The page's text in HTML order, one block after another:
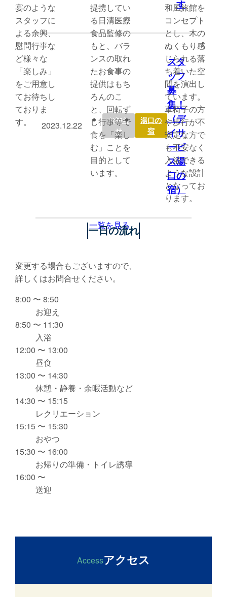
す
2023.12.22
お知ら
せ
湯口の
宿
スタ
ッフ
募
集！
（デ
イサ
ービ
ス湯
口の
宿）
一覧を見る
宴のような
スタッフに
よる余興、
慰問行事な
ど様々な
「楽しみ」
をご用意し
てお待ちし
ておりま
す。
提携してい
る日清医療
食品監修の
もと、バラ
ンスの取れ
たお食事の
提供はもち
ろんのこ
と、回転ず
し行事等で
食を「楽し
む」ことを
目的として
います。
和風旅館を
コンセプト
とし、木の
ぬくもり感
じられる落
ち着いた空
間を演出し
ています。
車椅子の方
や歩行が不
安定な方で
も不安なく
入浴できる
ような設計
となってお
ります。
一日の流れ
変更する場合もございますので、
詳しくはお問合せください。
8:00 〜 8:50
お迎え
8:50 〜 11:30
入浴
12:00 〜 13:00
昼食
13:00 〜 14:30
休憩・静養・余暇活動など
14:30 〜 15:15
レクリエーション
15:15 〜 15:30
おやつ
15:30 〜 16:00
お帰りの準備・トイレ誘導
16:00 〜
送迎
アクセス
Access